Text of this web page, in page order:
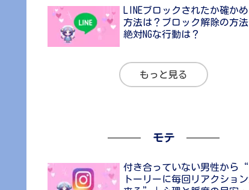
LINEブロックされたか確か
方法は？ブロック解除の方
絶対NGな行動は？
もっと見る
モテ
付き合っていない男性から“
トーリーに毎回リアクショ